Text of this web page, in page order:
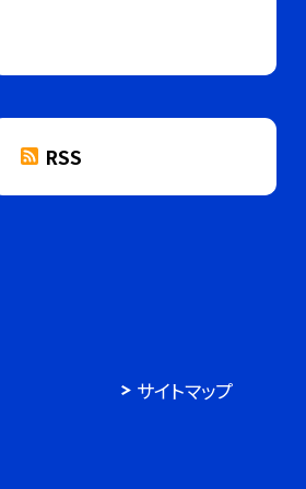
RSS
サイトマップ